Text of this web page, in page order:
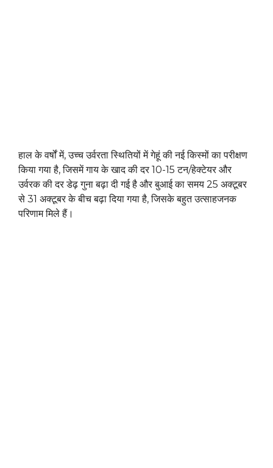
हाल के वर्षों में, उच्च उर्वरता स्थितियों में गेहूं की नई किस्मों का परीक्षण
किया गया है, जिसमें गाय के खाद की दर 10-15 टन/हेक्टेयर और
उर्वरक की दर डेढ़ गुना बढ़ा दी गई है और बुआई का समय 25 अक्टूबर
से 31 अक्टूबर के बीच बढ़ा दिया गया है, जिसके बहुत उत्साहजनक
परिणाम मिले हैं।